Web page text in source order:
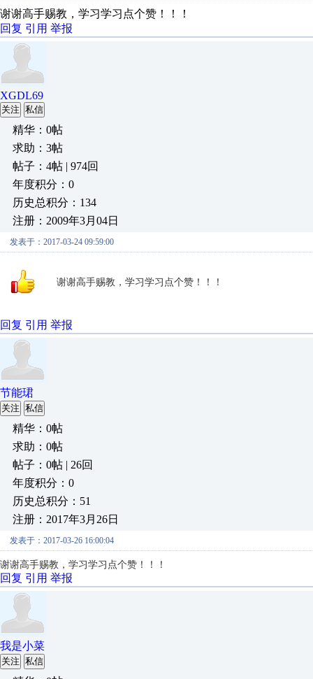
谢谢高手赐教，学习学习点个赞！！！
回复 引用 举报
XGDL69
关注 私信
精华：0帖
求助：3帖
帖子：4帖 | 974回
年度积分：0
历史总积分：134
注册：2009年3月04日
发表于：2017-03-24 09:59:00
谢谢高手赐教，学习学习点个赞！！！
回复 引用 举报
节能珺
关注 私信
精华：0帖
求助：0帖
帖子：0帖 | 26回
年度积分：0
历史总积分：51
注册：2017年3月26日
发表于：2017-03-26 16:00:04
谢谢高手赐教，学习学习点个赞！！！
回复 引用 举报
我是小菜
关注 私信